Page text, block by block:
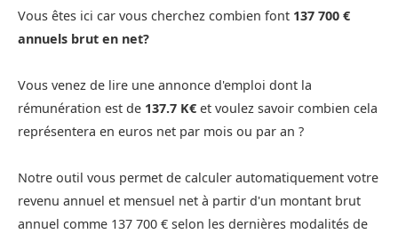
Vous êtes ici car vous cherchez combien font 137 700 €
annuels brut en net?
Vous venez de lire une annonce d'emploi dont la
rémunération est de 137.7 K€ et voulez savoir combien cela
représentera en euros net par mois ou par an ?
Notre outil vous permet de calculer automatiquement votre
revenu annuel et mensuel net à partir d'un montant brut
annuel comme 137 700 € selon les dernières modalités de